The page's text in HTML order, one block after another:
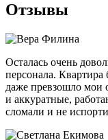
Отзывы
Осталась очень
персонала. Квартира
даже превзошло мои
и аккуратные,
сломали и не